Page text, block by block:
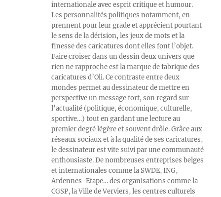
internationale avec esprit critique et humour.
Les personnalités politiques notamment, en
prennent pour leur grade et apprécient pourtant
le sens de la dérision, les jeux de mots et la
finesse des caricatures dont elles font l’objet.
Faire croiser dans un dessin deux univers que
rien ne rapproche est la marque de fabrique des
caricatures d’Oli. Ce contraste entre deux
mondes permet au dessinateur de mettre en
perspective un message fort, son regard sur
l’actualité (politique, économique, culturelle,
sportive…) tout en gardant une lecture au
premier degré légère et souvent drôle. Grâce aux
réseaux sociaux et à la qualité de ses caricatures,
le dessinateur est vite suivi par une communauté
enthousiaste. De nombreuses entreprises belges
et internationales comme la SWDE, ING,
Ardennes-Etape… des organisations comme la
CGSP, la Ville de Verviers, les centres culturels